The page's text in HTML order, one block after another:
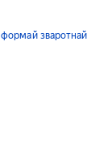
формай зваротнай